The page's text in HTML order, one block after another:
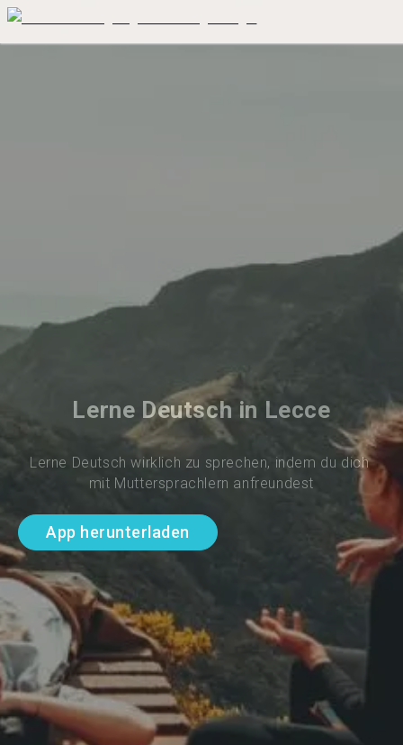
Lerne Deutsch in Lecce
Lerne Deutsch wirklich zu sprechen, indem du dich
mit Muttersprachlern anfreundest
App herunterladen